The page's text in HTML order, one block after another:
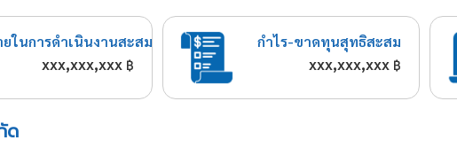
ในการดำเนินงานสะสม
xxx,xxx,xxx ฿
กำไร-ขาดทุนสุทธิสะสม
xxx,xxx,xxx ฿
ด